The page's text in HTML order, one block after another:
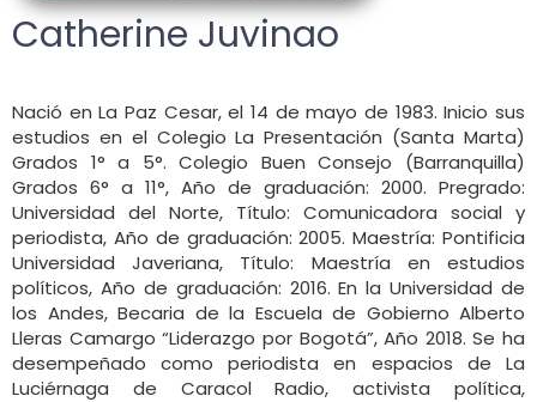
Catherine Juvinao
Nació en La Paz Cesar, el 14 de mayo de 1983. Inicio sus
estudios en el Colegio La Presentación (Santa Marta)
Grados 1° a 5°. Colegio Buen Consejo (Barranquilla)
Grados 6° a 11°, Año de graduación: 2000. Pregrado:
Universidad del Norte, Título: Comunicadora social y
periodista, Año de graduación: 2005. Maestría: Pontificia
Universidad Javeriana, Título: Maestría en estudios
políticos, Año de graduación: 2016. En la Universidad de
los Andes, Becaria de la Escuela de Gobierno Alberto
Lleras Camargo “Liderazgo por Bogotá”, Año 2018. Se ha
desempeñado como periodista en espacios de La
Luciérnaga de Caracol Radio, activista política,